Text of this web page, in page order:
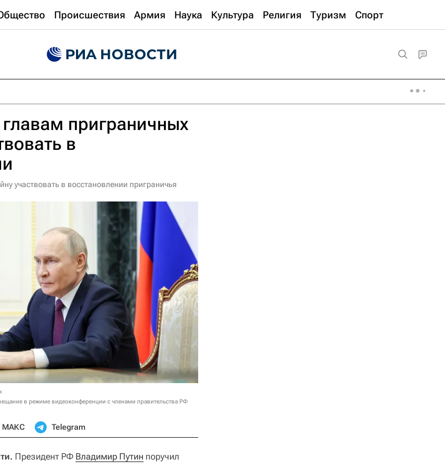
Происшествия Армия Наука Культура Религия Туризм Спорт
приграничных
в
участвовать в восстановлении приграничья
в режиме видеоконференции с членами правительства РФ
МАКС Telegram
Президент РФ Владимир Путин поручил